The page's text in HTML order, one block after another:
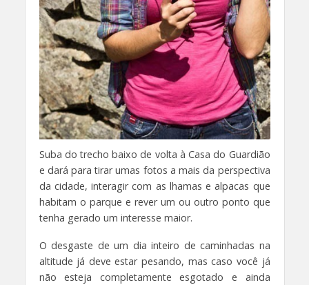
Suba do trecho baixo de volta à Casa do Guardião
e dará para tirar umas fotos a mais da perspectiva
da cidade, interagir com as lhamas e alpacas que
habitam o parque e rever um ou outro ponto que
tenha gerado um interesse maior.
O desgaste de um dia inteiro de caminhadas na
altitude já deve estar pesando, mas caso você já
não esteja completamente esgotado e ainda